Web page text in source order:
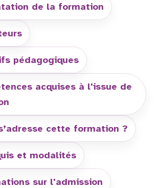
de la formation
pédagogiques
acquises à l'issue de
cette formation ?
et modalités
sur l'admission